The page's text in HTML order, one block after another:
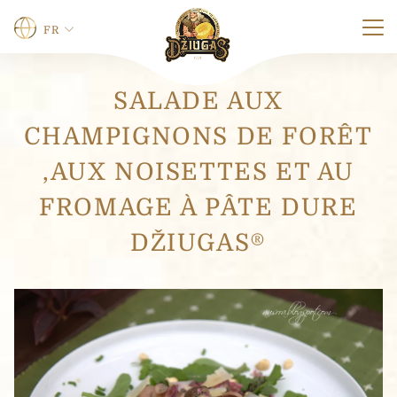
FR
SALADE AUX
CHAMPIGNONS DE FORÊT
,AUX NOISETTES ET AU
FROMAGE À PÂTE DURE
DŽIUGAS®
Nom*
Prénom Nom
0 sur 12 caractères maximum.
E-mail*